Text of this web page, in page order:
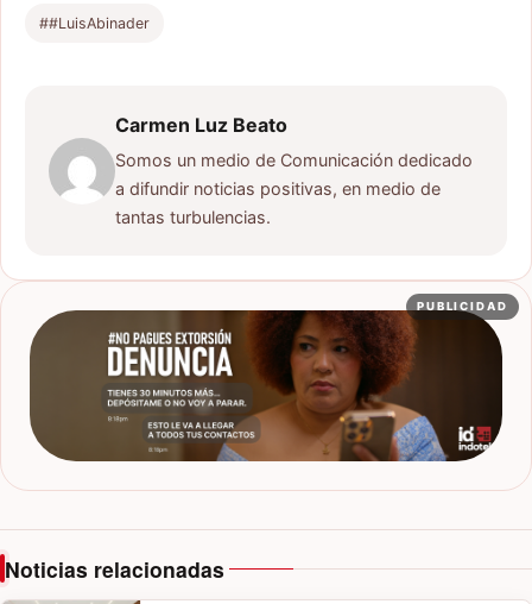
##LuisAbinader
Carmen Luz Beato
Somos un medio de Comunicación dedicado
a difundir noticias positivas, en medio de
tantas turbulencias.
PUBLICIDAD
Noticias relacionadas